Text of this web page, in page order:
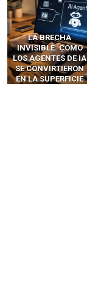
LA BRECHA
INVISIBLE: CÓMO
LOS AGENTES DE IA
SE CONVIRTIERON
EN LA SUPERFICIE